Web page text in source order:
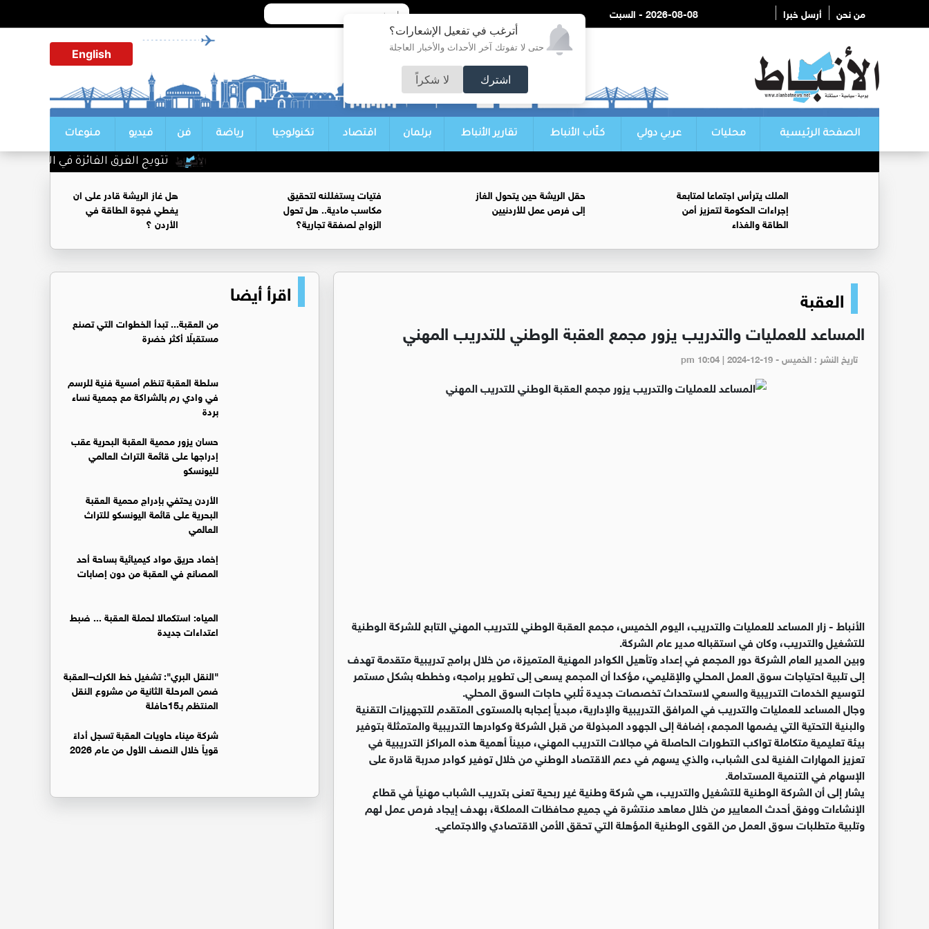
أترغب في تفعيل الإشعارات؟
حتى لا تفوتك آخر الأحداث والأخبار العاجلة
اشترك لا شكراً
من نحن أرسل خبرا 2026-08-08 - السبت
English
الصفحة الرئيسية محليات عربي دولي كتّاب الأنباط تقارير الأنباط برلمان اقتصاد تكنولوجيا رياضة فن فيديو منوعات
تتويج الفرق الفائزة في اليوم الأول
الملك يترأس اجتماعا لمتابعة
إجراءات الحكومة لتعزيز أمن
الطاقة والغذاء
حقل الريشة حين يتحول الغاز
إلى فرص عمل للأردنيين
فتيات يستغللنه لتحقيق
مكاسب مادية.. هل تحول
الزواج لصفقة تجارية؟
هل غاز الريشة قادر على ان
يغطي فجوة الطاقة في
الأردن ؟
العقبة
المساعد للعمليات والتدريب يزور مجمع العقبة الوطني للتدريب المهني
تاريخ النشر : الخميس - pm 10:04 | 2024-12-19
الأنباط -زار المساعد للعمليات والتدريب، اليوم الخميس، مجمع العقبة الوطني للتدريب المهني التابع للشركة الوطنية
للتشغيل والتدريب، وكان في استقباله مدير عام الشركة.
وبين المدير العام الشركة دور المجمع في إعداد وتأهيل الكوادر المهنية المتميزة، من خلال برامج تدريبية متقدمة تهدف
إلى تلبية احتياجات سوق العمل المحلي والإقليمي، مؤكدا أن المجمع يسعى إلى تطوير برامجه، وخططه بشكل مستمر
لتوسيع الخدمات التدريبية والسعي لاستحداث تخصصات جديدة تُلبي حاجات السوق المحلي.
وجال المساعد للعمليات والتدريب في المرافق التدريبية والإدارية، مبدياً إعجابه بالمستوى المتقدم للتجهيزات التقنية
والبنية التحتية التي يضمها المجمع، إضافة إلى الجهود المبذولة من قبل الشركة وكوادرها التدريبية والمتمثلة بتوفير
بيئة تعليمية متكاملة تواكب التطورات الحاصلة في مجالات التدريب المهني، مبيناً أهمية هذه المراكز التدريبية في
تعزيز المهارات الفنية لدى الشباب، والذي يسهم في دعم الاقتصاد الوطني من خلال توفير كوادر مدربة قادرة على
الإسهام في التنمية المستدامة.
يشار إلى أن الشركة الوطنية للتشغيل والتدريب، هي شركة وطنية غير ربحية تعنى بتدريب الشباب مهنياً في قطاع
الإنشاءات ووفق أحدث المعايير من خلال معاهد منتشرة في جميع محافظات المملكة، بهدف إيجاد فرص عمل لهم
وتلبية متطلبات سوق العمل من القوى الوطنية المؤهلة التي تحقق الأمن الاقتصادي والاجتماعي.
اقرأ أيضا
من العقبة... تبدأ الخطوات التي تصنع
مستقبلًا أكثر خضرة
سلطة العقبة تنظم أمسية فنية للرسم
في وادي رم بالشراكة مع جمعية نساء
بردة
حسان يزور محمية العقبة البحرية عقب
إدراجها على قائمة التراث العالمي
لليونسكو
الأردن يحتفي بإدراج محمية العقبة
البحرية على قائمة اليونسكو للتراث
العالمي
إخماد حريق مواد كيميائية بساحة أحد
المصانع في العقبة من دون إصابات
المياه: استكمالا لحملة العقبة ... ضبط
اعتداءات جديدة
"النقل البري": تشغيل خط الكرك–العقبة
ضمن المرحلة الثانية من مشروع النقل
المنتظم بـ15حافلة
شركة ميناء حاويات العقبة تسجل أداءً
قوياً خلال النصف الأول من عام 2026